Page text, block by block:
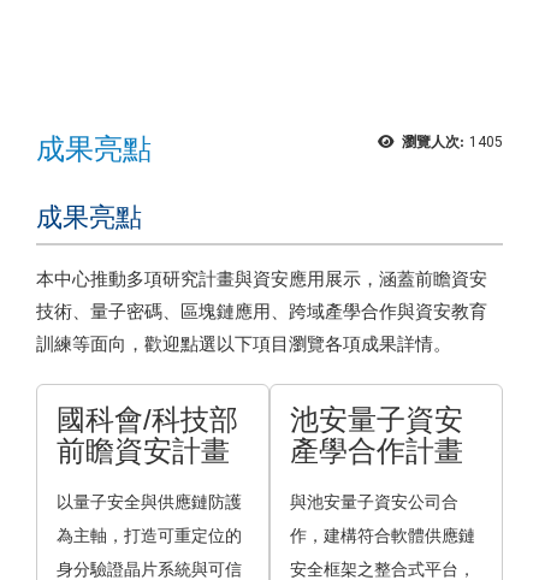
瀏覽人次: 1405
成果亮點
成果亮點
本中心推動多項研究計畫與資安應用展示，涵蓋前瞻資安
技術、量子密碼、區塊鏈應用、跨域產學合作與資安教育
訓練等面向，歡迎點選以下項目瀏覽各項成果詳情。
國科會/科技部
前瞻資安計畫
以量子安全與供應鏈防護
為主軸，打造可重定位的
身分驗證晶片系統與可信
池安量子資安
產學合作計畫
與池安量子資安公司合
作，建構符合軟體供應鏈
安全框架之整合式平台，